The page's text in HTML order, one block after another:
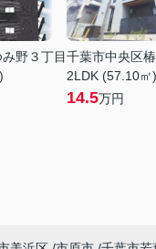
野３丁目千葉市中央区
2LDK (57.10㎡)
14.5万円